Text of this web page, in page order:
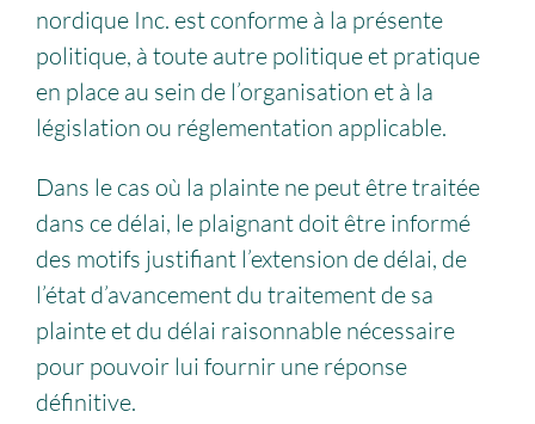
nordique Inc. est conforme à la présente
politique, à toute autre politique et pratique
en place au sein de l’organisation et à la
législation ou réglementation applicable.
Dans le cas où la plainte ne peut être traitée
dans ce délai, le plaignant doit être informé
des motifs justifiant l’extension de délai, de
l’état d’avancement du traitement de sa
plainte et du délai raisonnable nécessaire
pour pouvoir lui fournir une réponse
définitive.